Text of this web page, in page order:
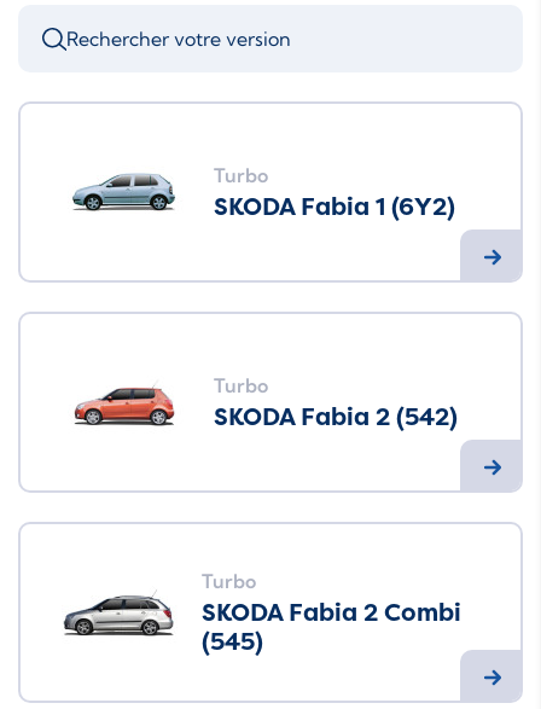
Turbo
SKODA Fabia 1 (6Y2)
Turbo
SKODA Fabia 2 (542)
Turbo
SKODA Fabia 2 Combi
(545)